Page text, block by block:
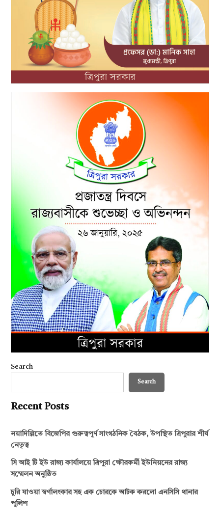
Search
Search
Recent Posts
নয়াদিল্লিতে বিজেপির গুরুত্বপূর্ণ সাংগঠনিক বৈঠক, উপস্থিত ত্রিপুরার শীর্ষ
নেতৃত্ব
সি আই টি ইউ রাজ্য কার্যালয়ে ত্রিপুরা ক্ষৌরকর্মী ইউনিয়নের রাজ্য
সম্মেলন অনুষ্ঠিত
চুরি যাওয়া স্বর্ণালংকার সহ এক চোরকে আটক করলো এনসিসি থানার
পুলিশ